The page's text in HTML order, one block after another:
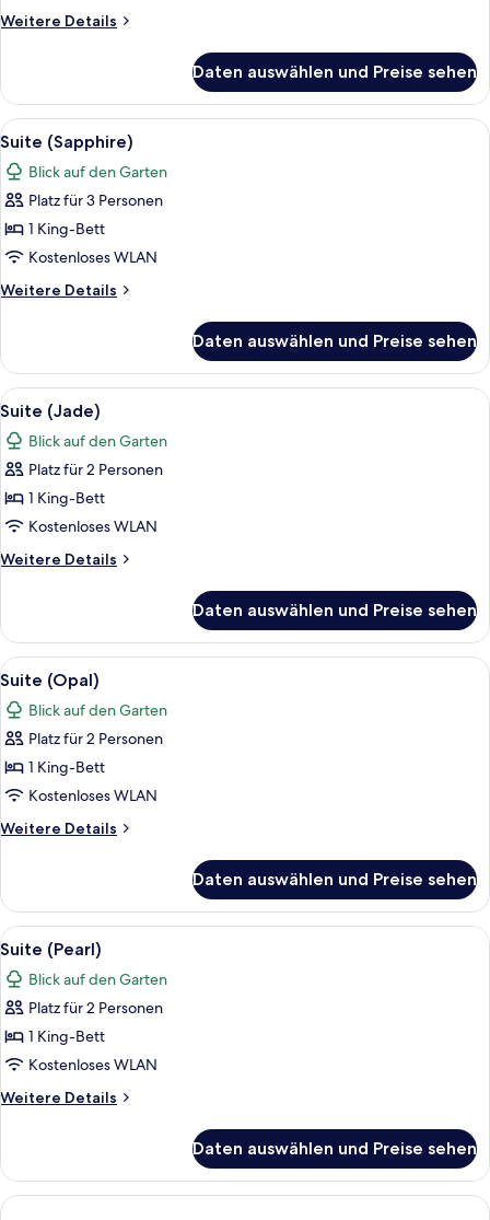
Weitere Details
Weitere
(Ruby)
Daten auswählen und Preise sehen
Alle
Fotos
für
Suite
(Sapphire)
anzeigen
Ein modernes Hotelzimmer mit
5
Suite (Sapphire)
Blick auf den Garten
Platz für 3 Personen
1 King-Bett
Kostenloses WLAN
Weitere Details
Weitere
(Sapphire)
Daten auswählen und Preise sehen
Alle
Fotos
für
Suite
(Jade)
anzeigen
Ein modernes Hotelzimmer mit
5
Suite (Jade)
Blick auf den Garten
Platz für 2 Personen
1 King-Bett
Kostenloses WLAN
Weitere Details
Weitere
(Jade)
Daten auswählen und Preise sehen
Alle
Fotos
für
Suite
(Opal)
anzeigen
Ein modernes Hotelzimmer mit
6
Suite (Opal)
Blick auf den Garten
Platz für 2 Personen
1 King-Bett
Kostenloses WLAN
Weitere Details
Weitere
(Opal)
Daten auswählen und Preise sehen
Alle
Fotos
für
Suite
(Pearl)
anzeigen
Ein modernes Hotelzimmer mit
4
Suite (Pearl)
Blick auf den Garten
Platz für 2 Personen
1 King-Bett
Kostenloses WLAN
Weitere Details
Weitere
(Pearl)
Daten auswählen und Preise sehen